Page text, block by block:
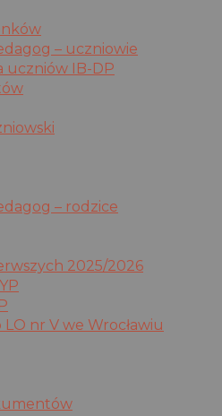
– uczniowie
uczniów IB-DP
– rodzice
2025/2026
nr V we Wrocławiu